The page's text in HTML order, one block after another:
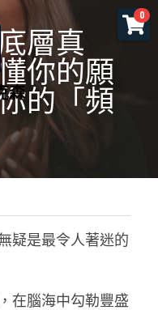
森
0
層真
你的願
的「頻
疑是最令人著迷的
在腦海中勾勒豐盛
×